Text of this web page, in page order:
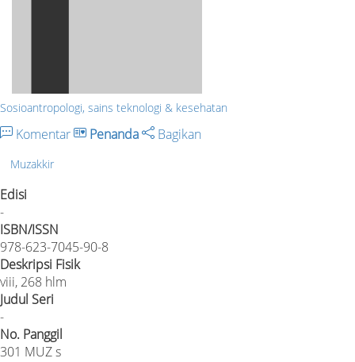
Sosioantropologi, sains teknologi & kesehatan
Komentar Penanda Bagikan
Muzakkir
Edisi
-
ISBN/ISSN
978-623-7045-90-8
Deskripsi Fisik
viii, 268 hlm
Judul Seri
-
No. Panggil
301 MUZ s